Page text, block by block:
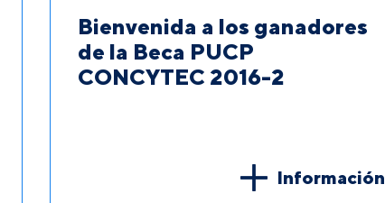
Bienvenida a los ganadores
de la Beca PUCP
CONCYTEC 2016-2
Información